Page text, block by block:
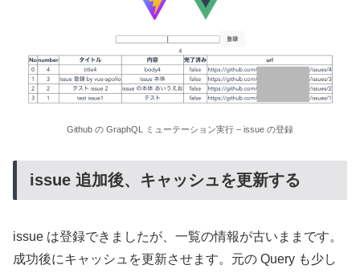
Github の GraphQL ミューテーション実行 – issue の登録
issue 追加後、キャッシュを更新する
issue は登録できましたが、一覧の情報が古いままです。
成功後にキャッシュを更新させます。元の Query も少し